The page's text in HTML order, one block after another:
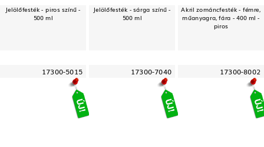
Jelölőfesték - piros színű -
500 ml
Jelölőfesték - sárga színű -
500 ml
Akril zománcfesték - fémre,
műanyagra, fára - 400 ml -
piros
17300-5015 17300-7040 17300-8002